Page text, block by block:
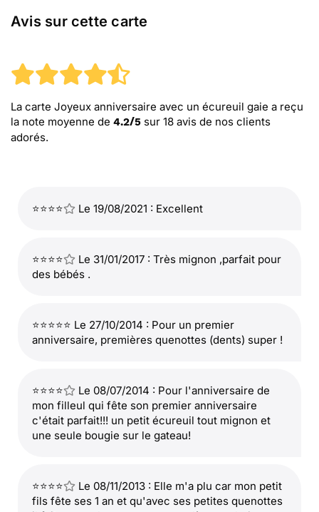
Avis sur cette carte
La carte Joyeux anniversaire avec un écureuil gaie a reçu
la note moyenne de 4.2/5 sur 18 avis de nos clients
adorés.
⭐⭐⭐⭐ Le 19/08/2021 : Excellent
⭐⭐⭐⭐
Le 31/01/2017 : Très mignon ,parfait pour
des bébés .
⭐⭐⭐⭐⭐ Le 27/10/2014 : Pour un premier
anniversaire, premières quenottes (dents) super !
⭐⭐⭐⭐
Le 08/07/2014 : Pour l'anniversaire de
mon filleul qui fête son premier anniversaire
c'était parfait!!! un petit écureuil tout mignon et
une seule bougie sur le gateau!
⭐⭐⭐⭐
Le 08/11/2013 : Elle m'a plu car mon petit
fils fête ses 1 an et qu'avec ses petites quenottes